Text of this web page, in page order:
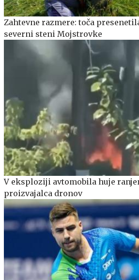
Zahtevne razmere: toča
severni steni Mojstrovke
V eksploziji avtomobila huje
proizvajalca dronov